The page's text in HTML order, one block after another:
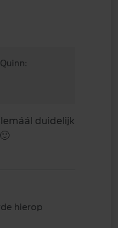
duidelijk
🙂
hierop